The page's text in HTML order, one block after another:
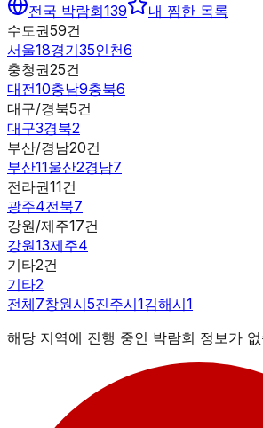
전국 박람회139
내 찜한 목록
수도권59건
서울18경기35인천6
충청권25건
대전10충남9충북6
대구/경북5건
대구3경북2
부산/경남20건
부산11울산2경남7
전라권11건
광주4전북7
강원/제주17건
강원13제주4
기타2건
기타2
전체7창원시5진주시1김해시1
해당 지역에 진행 중인 박람회 정보가